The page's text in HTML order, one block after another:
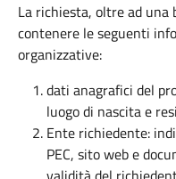
La richiesta, oltre ad una
contenere le seguenti
organizzative:
dati anagrafici del
luogo di nascita e
Ente richiedente:
PEC, sito web e